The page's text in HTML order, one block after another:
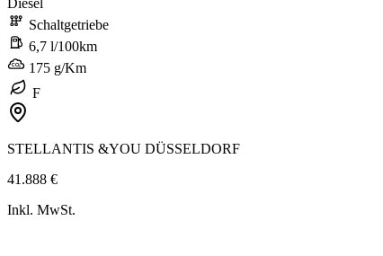
Schaltgetriebe
6,7 l/100km
175 g/Km
F
STELLANTIS &YOU DÜSSELDORF
41.888 €
Inkl. MwSt.